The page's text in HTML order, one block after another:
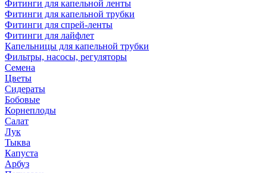
Фитинги для капельной ленты
Фитинги для капельной трубки
Фитинги для спрей-ленты
Фитинги для лайфлет
Капельницы для капельной трубки
Фильтры, насосы, регуляторы
Семена
Цветы
Сидераты
Бобовые
Корнеплоды
Салат
Лук
Тыква
Капуста
Арбуз